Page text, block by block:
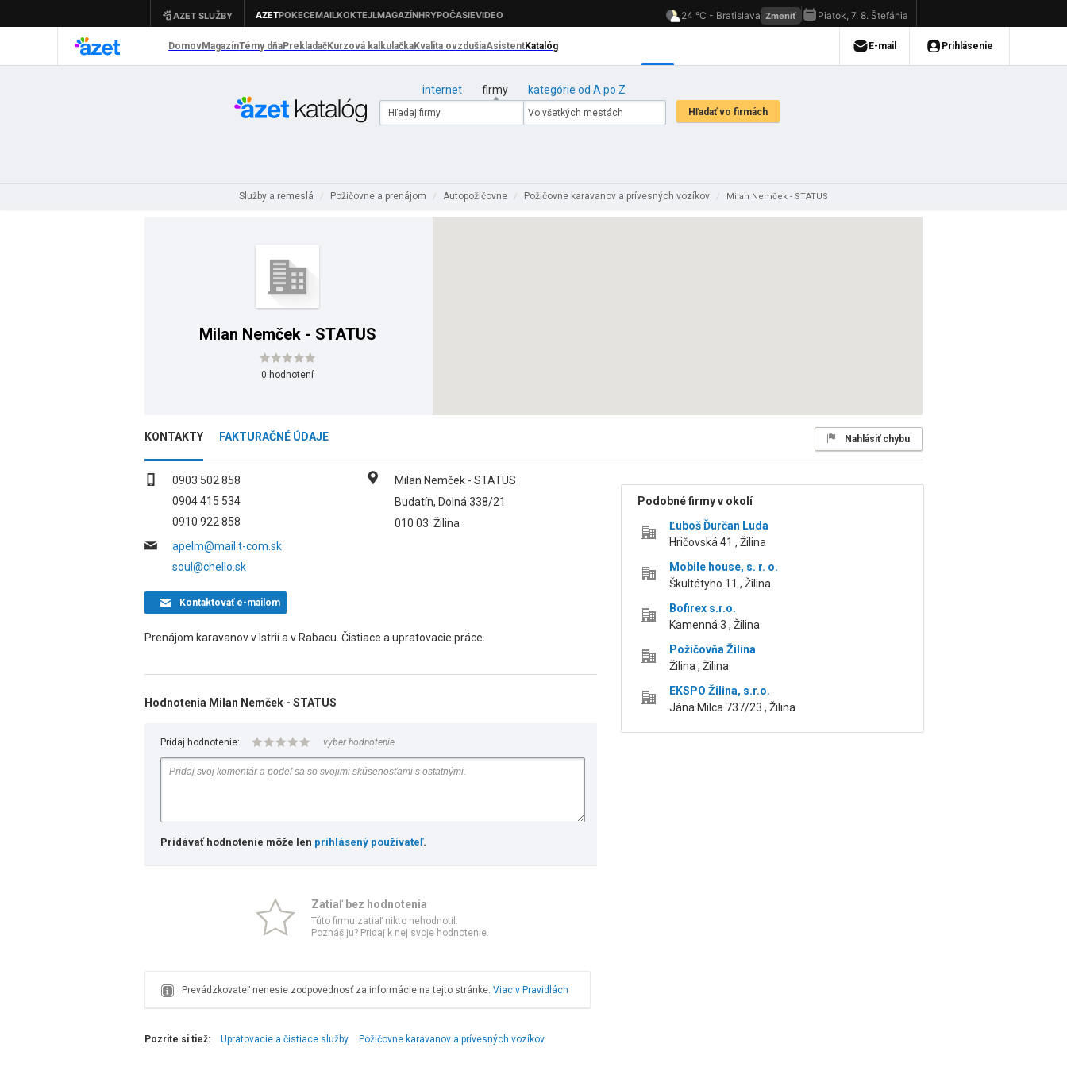
internet firmy kategórie od A po Z
Služby a remeslá / Požičovne a prenájom / Autopožičovne / Požičovne karavanov a prívesných vozíkov / Milan Nemček - STATUS
Milan Nemček - STATUS
0 hodnotení
KONTAKTY FAKTURAČNÉ ÚDAJE Nahlásiť chybu
0903 502 858
0904 415 534
0910 922 858
apelm@mail.t-com.sk
soul@chello.sk
Milan Nemček - STATUS
Budatín, Dolná 338/21
010 03 Žilina
Kontaktovaťe-mailom
Prenájom karavanov v Istrií a v Rabacu. Čistiace a upratovacie práce.
Hodnotenia Milan Nemček - STATUS
Pridaj hodnotenie: vyber hodnotenie
Pridávať hodnotenie môže len prihlásený používateľ.
Zatiaľ bez hodnotenia
Túto firmu zatiaľ nikto nehodnotil.
Poznáš ju? Pridaj k nej svoje hodnotenie.
Prevádzkovateľ nenesie zodpovednosť za informácie na tejto stránke. Viac v Pravidlách
Podobné firmy v okolí
Ľuboš Ďurčan Luda
Hričovská 41 , Žilina
Mobile house, s. r. o.
Škultétyho 11 , Žilina
Bofirex s.r.o.
Kamenná 3 , Žilina
Požičovňa Žilina
Žilina , Žilina
EKSPO Žilina, s.r.o.
Jána Milca 737/23 , Žilina
Pozrite si tiež: Upratovacie a čistiace služby Požičovne karavanov a prívesných vozíkov